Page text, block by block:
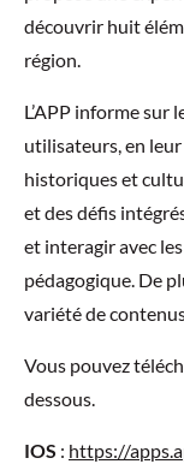
découvrir huit
région.
L’APP informe sur
utilisateurs, en
historiques et
et des défis
et interagir avec
pédagogique. De
variété de
Vous pouvez
dessous.
IOS : https://